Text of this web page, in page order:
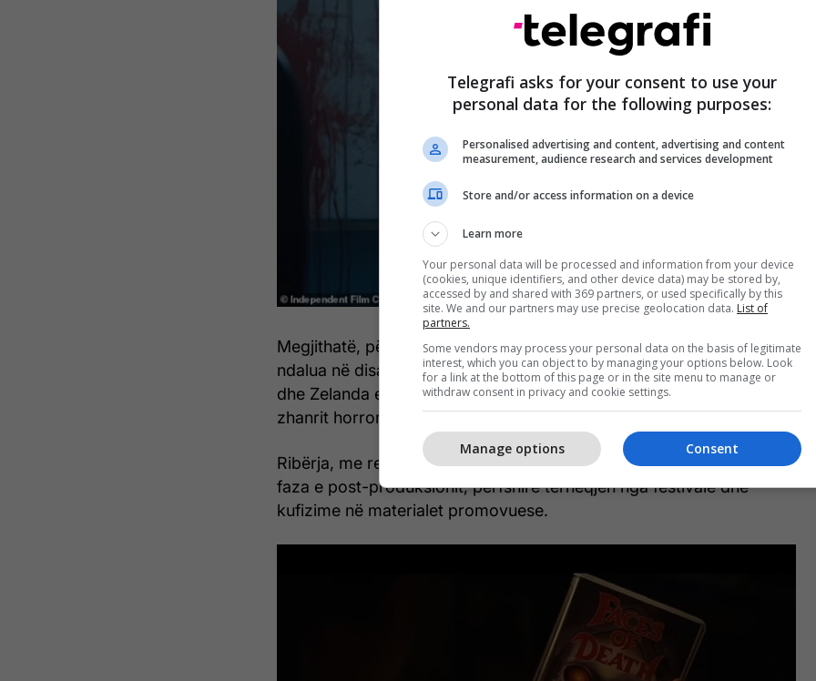
Megjithatë, për shkak të përmbajtjes së tij të diskutueshme, ai u
ndalua në disa vende si Mbretëria e Bashkuar, Gjermania, Australia
dhe Zelanda e Re, duke u kthyer në një nga titujt më të famshëm të
zhanrit horror.
Ribërja, me regji të Daniel Goldhaber, u përball me pengesa që nga
faza e post-produksionit, përfshirë tërheqjen nga festivale dhe
kufizime në materialet promovuese.
Telegrafi asks for your consent to use your
personal data for the following purposes:
Personalised advertising and content, advertising and content
measurement, audience research and services development
Store and/or access information on a device
Learn more
Your personal data will be processed and information from your device
(cookies, unique identifiers, and other device data) may be stored by,
accessed by and shared with 369 partners, or used specifically by this
site. We and our partners may use precise geolocation data. List of
partners.
Some vendors may process your personal data on the basis of legitimate
interest, which you can object to by managing your options below. Look
for a link at the bottom of this page or in the site menu to manage or
withdraw consent in privacy and cookie settings.
Consent
Manage options